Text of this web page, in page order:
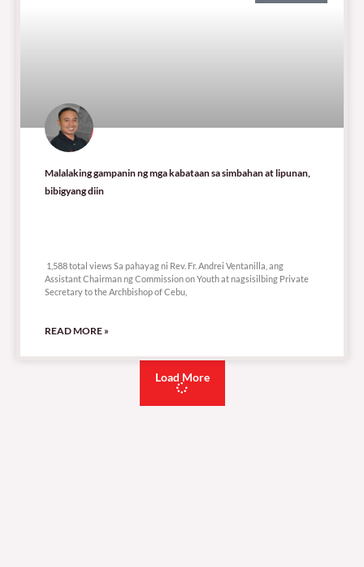
Malalaking gampanin ng mga kabataan sa simbahan at lipunan,
bibigyang diin
1,588 total views Sa pahayag ni Rev. Fr. Andrei Ventanilla, ang
Assistant Chairman ng Commission on Youth at nagsisilbing Private
Secretary to the Archbishop of Cebu,
READ MORE »
Load More